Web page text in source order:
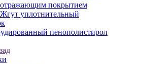
отражающим покрытием
Жгут уплотнительный
пенополистирол